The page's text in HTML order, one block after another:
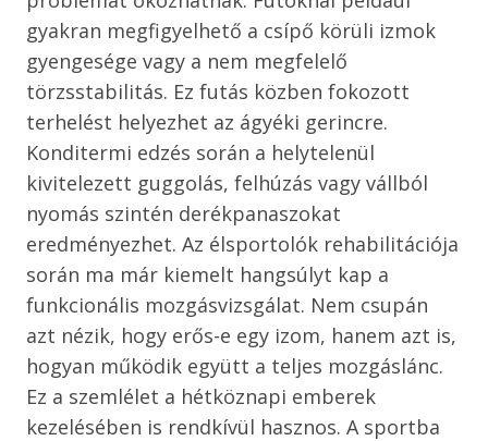
gyakran megfigyelhető a csípő körüli izmok
gyengesége vagy a nem megfelelő
törzsstabilitás. Ez futás közben fokozott
terhelést helyezhet az ágyéki gerincre.
Konditermi edzés során a helytelenül
kivitelezett guggolás, felhúzás vagy vállból
nyomás szintén derékpanaszokat
eredményezhet. Az élsportolók rehabilitációja
során ma már kiemelt hangsúlyt kap a
funkcionális mozgásvizsgálat. Nem csupán
azt nézik, hogy erős-e egy izom, hanem azt is,
hogyan működik együtt a teljes mozgáslánc.
Ez a szemlélet a hétköznapi emberek
kezelésében is rendkívül hasznos. A sportba